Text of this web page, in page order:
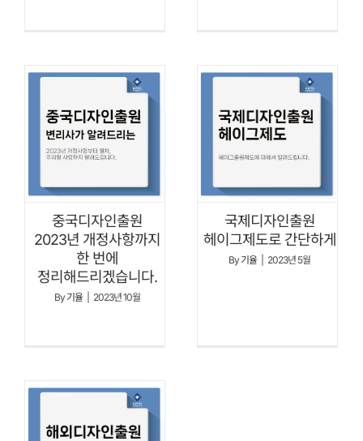
중국디자인출원
2023년 개정사항까지
한 번에
정리해드리겠습니다.
By기율 2023년 10월
국제디자인출원
헤이그제도로 간단하게
By기율 2023년 5월